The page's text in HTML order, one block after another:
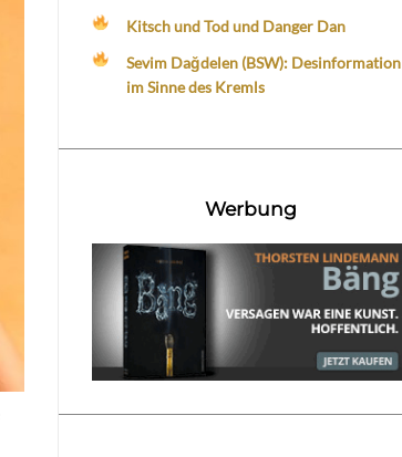
Kitsch und Tod und Danger Dan
Sevim Dağdelen (BSW): Desinformation
im Sinne des Kremls
Werbung